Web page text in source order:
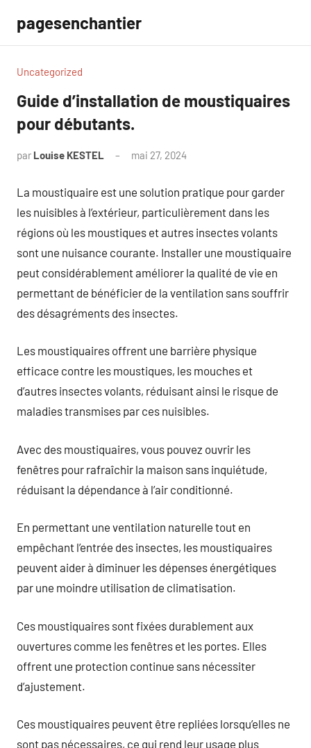
contenu
pagesenchantier
Uncategorized
Guide d’installation de moustiquaires
pour débutants.
par Louise KESTEL mai 27, 2024
La moustiquaire est une solution pratique pour garder
les nuisibles à l’extérieur, particulièrement dans les
régions où les moustiques et autres insectes volants
sont une nuisance courante. Installer une moustiquaire
peut considérablement améliorer la qualité de vie en
permettant de bénéficier de la ventilation sans souffrir
des désagréments des insectes.
Les moustiquaires offrent une barrière physique
efficace contre les moustiques, les mouches et
d’autres insectes volants, réduisant ainsi le risque de
maladies transmises par ces nuisibles.
Avec des moustiquaires, vous pouvez ouvrir les
fenêtres pour rafraîchir la maison sans inquiétude,
réduisant la dépendance à l’air conditionné.
En permettant une ventilation naturelle tout en
empêchant l’entrée des insectes, les moustiquaires
peuvent aider à diminuer les dépenses énergétiques
par une moindre utilisation de climatisation.
Ces moustiquaires sont fixées durablement aux
ouvertures comme les fenêtres et les portes. Elles
offrent une protection continue sans nécessiter
d’ajustement.
Ces moustiquaires peuvent être repliées lorsqu’elles ne
sont pas nécessaires, ce qui rend leur usage plus